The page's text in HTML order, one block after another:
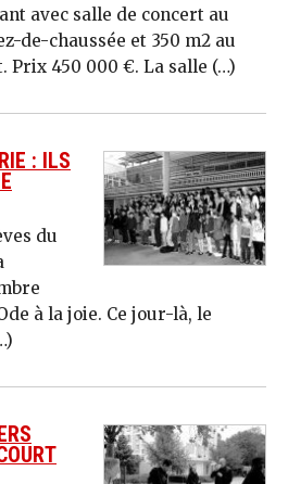
avec salle de concert au
de-chaussée et 350 m2 au
Prix 450 000 €. La salle (…)
: ILS
du
à la joie. Ce jour-là, le